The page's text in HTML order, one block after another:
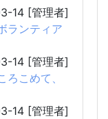
14 [管理者]
ランティア
14 [管理者]
こめて、
14 [管理者]